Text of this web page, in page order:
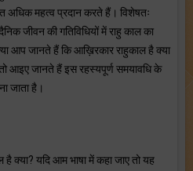
अधिक महत्व प्रदान करते हैं। विशेषतः
जीवन की गतिविधियों में राहु काल का
आप जानते हैं कि आख़िरकार राहुकाल है क्या
आइए जानते हैं इस रहस्यपूर्ण समयावधि के
जाता है।
क्या? यदि आम भाषा में कहा जाए तो यह